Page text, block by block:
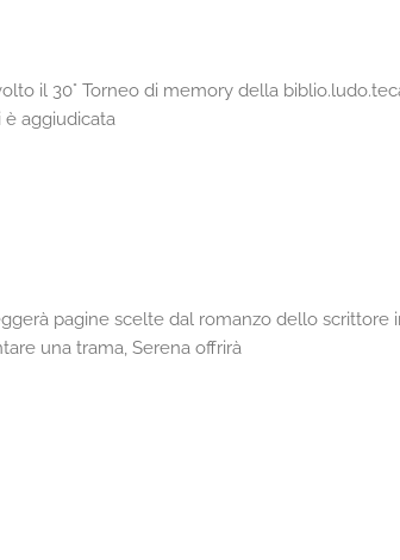
il 30° Torneo di memory della
è aggiudicata
pagine scelte dal romanzo dello scrittore
una trama, Serena offrirà